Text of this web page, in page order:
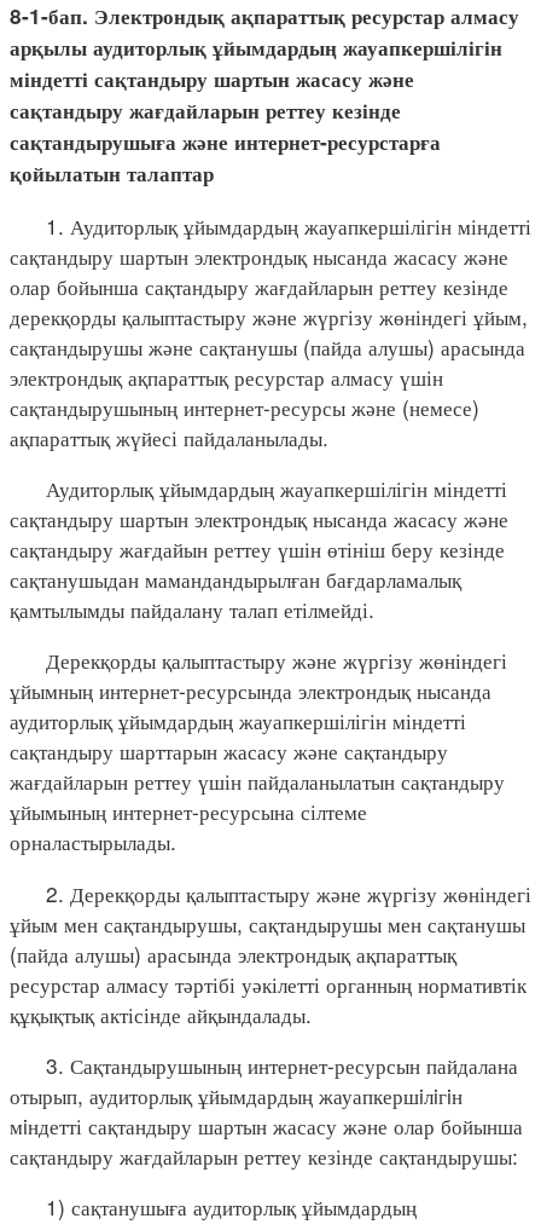
8-1-бап. Электрондық ақпараттық ресурстар алмасу
арқылы аудиторлық ұйымдардың жауапкершілігін
міндетті сақтандыру шартын жасасу және
сақтандыру жағдайларын реттеу кезінде
сақтандырушыға және интернет-ресурстарға
қойылатын талаптар
1. Аудиторлық ұйымдардың жауапкершілігін міндетті
сақтандыру шартын электрондық нысанда жасасу және
олар бойынша сақтандыру жағдайларын реттеу кезінде
дерекқорды қалыптастыру және жүргізу жөніндегі ұйым,
сақтандырушы және сақтанушы (пайда алушы) арасында
электрондық ақпараттық ресурстар алмасу үшін
сақтандырушының интернет-ресурсы және (немесе)
ақпараттық жүйесі пайдаланылады.
Аудиторлық ұйымдардың жауапкершілігін міндетті
сақтандыру шартын электрондық нысанда жасасу және
сақтандыру жағдайын реттеу үшін өтініш беру кезінде
сақтанушыдан мамандандырылған бағдарламалық
қамтылымды пайдалану талап етілмейді.
Дерекқорды қалыптастыру және жүргізу жөніндегі
ұйымның интернет-ресурсында электрондық нысанда
аудиторлық ұйымдардың жауапкершілігін міндетті
сақтандыру шарттарын жасасу және сақтандыру
жағдайларын реттеу үшін пайдаланылатын сақтандыру
ұйымының интернет-ресурсына сілтеме
орналастырылады.
2. Дерекқорды қалыптастыру және жүргізу жөніндегі
ұйым мен сақтандырушы, сақтандырушы мен сақтанушы
(пайда алушы) арасында электрондық ақпараттық
ресурстар алмасу тәртібі уәкілетті органның нормативтік
құқықтық актісінде айқындалады.
3. Сақтандырушының интернет-ресурсын пайдалана
отырып, аудиторлық ұйымдардың жауапкершiлiгiн
мiндетті сақтандыру шартын жасасу және олар бойынша
сақтандыру жағдайларын реттеу кезінде сақтандырушы:
1) сақтанушыға аудиторлық ұйымдардың